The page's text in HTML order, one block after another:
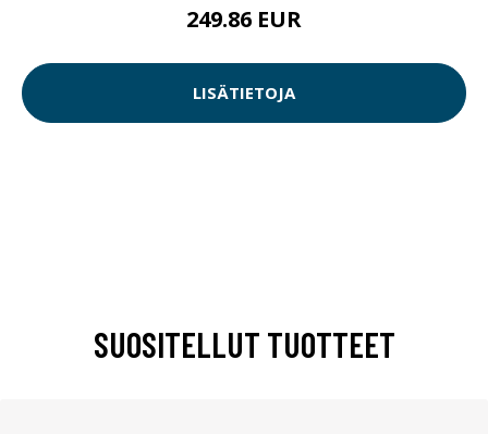
249.86 EUR
LISÄTIETOJA
SUOSITELLUT TUOTTEET